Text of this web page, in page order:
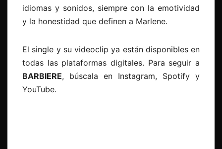
idiomas y sonidos, siempre con la emotividad
y la honestidad que definen a Marlene.
El single y su videoclip ya están disponibles en
todas las plataformas digitales. Para seguir a
BARBIERE, búscala en Instagram, Spotify y
YouTube.